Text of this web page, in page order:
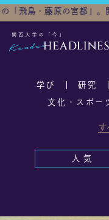
関... 卒業生・孫明雅
TOP
研究
学び 研究
文化・スポー
す
人 気